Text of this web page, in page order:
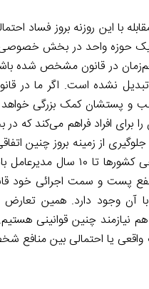
با این روزنه بروز فساد
یک حوزه واحد در بخش
در قانون مشخص شده
نشده است. اگر ما در
و پستشان کمک بزرگی
افراد فراهم می‌کند که
از زمینه بروز چنین
بانک مرکزی اجازه نمی‌دهد
نفع پست و سمت اجرائی خود
با آن وجود دارد. همین
نیازمند چنین قوانینی
یا احتمالی بین